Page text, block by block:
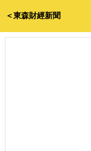
＜東森財經新聞